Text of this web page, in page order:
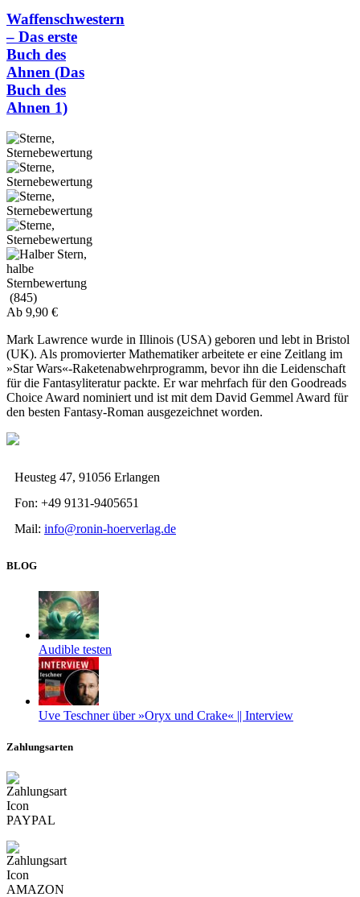
Waffenschwestern
– Das erste
Buch des
Ahnen (Das
Buch des
Ahnen 1)
(845)
Ab 9,90 €
Mark Lawrence wurde in Illinois (USA) geboren und lebt in Bristol
(UK). Als promovierter Mathematiker arbeitete er eine Zeitlang im
»Star Wars«-Raketenabwehrprogramm, bevor ihn die Leidenschaft
für die Fantasyliteratur packte. Er war mehrfach für den Goodreads
Choice Award nominiert und ist mit dem David Gemmel Award für
den besten Fantasy-Roman ausgezeichnet worden.
Heusteg 47, 91056 Erlangen
Fon: +49 9131-9405651
Mail: info@ronin-hoerverlag.de
BLOG
Audible testen
Uve Teschner über »Oryx und Crake« || Interview
Zahlungsarten